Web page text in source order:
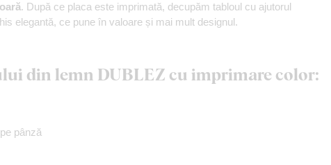
. După ce placa este imprimată, decupăm tabloul cu ajutorul
elegantă, ce pune în valoare și mai mult designul.
din lemn DUBLEZ cu imprimare color:
pânză